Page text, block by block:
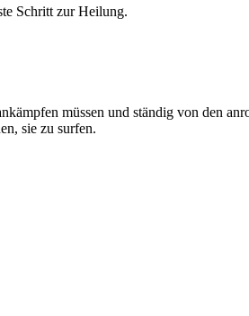
Schritt zur Heilung.
müssen und ständig von den
sie zu surfen.